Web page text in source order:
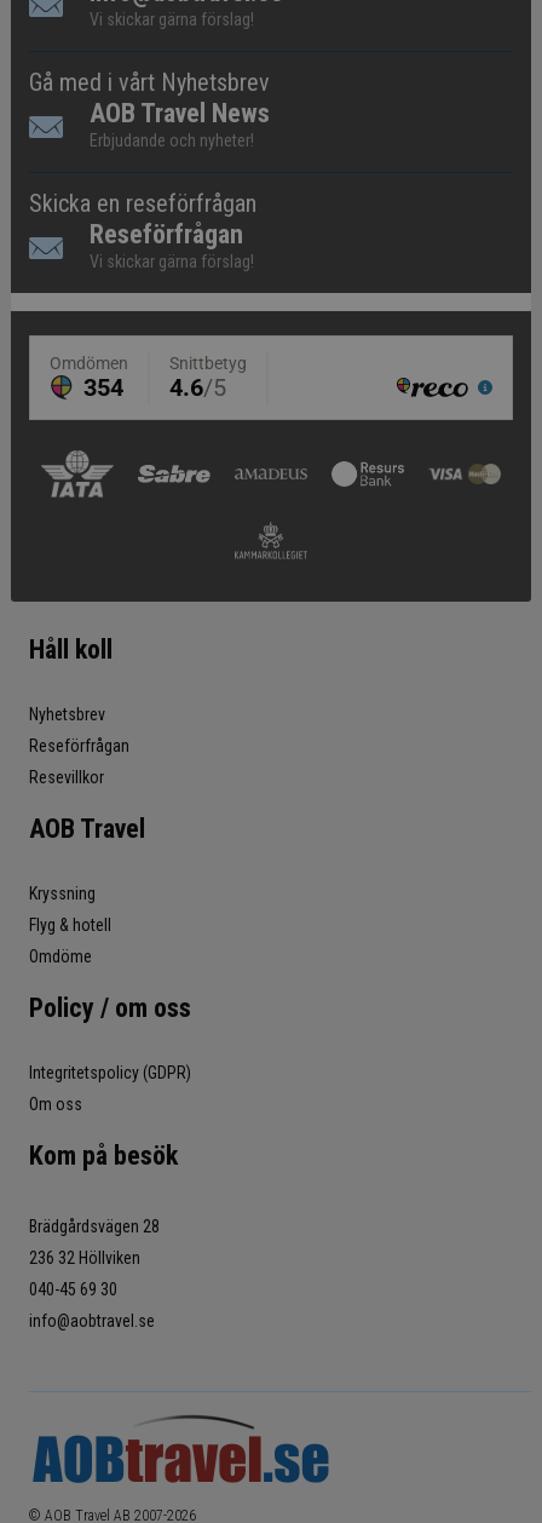
Vi skickar gärna förslag!
Gå med i vårt Nyhetsbrev
AOB Travel News
Erbjudande och nyheter!
Skicka en reseförfrågan
Reseförfrågan
Vi skickar gärna förslag!
Håll koll
Nyhetsbrev
Reseförfrågan
Resevillkor
AOB Travel
Kryssning
Flyg & hotell
Omdöme
Policy / om oss
Integritetspolicy (GDPR)
Om oss
Kom på besök
Brädgårdsvägen 28
236 32 Höllviken
040-45 69 30
info@aobtravel.se
© AOB Travel AB 2007-2026